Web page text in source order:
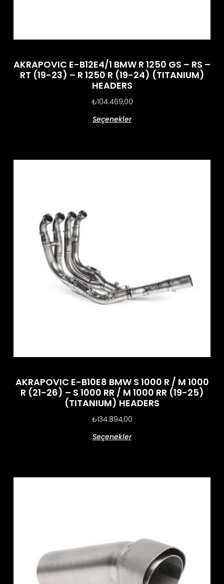
AKRAPOVIC E-B12E4/1 BMW R 1250 GS – RS –
RT (19-23) – R 1250 R (19-24) (TITANIUM)
HEADERS
₺104.469,00
Seçenekler
AKRAPOVIC E-B10E8 BMW S 1000 R / M 1000
R (21-26) – S 1000 RR / M 1000 RR (19-25)
(TITANIUM) HEADERS
₺134.894,00
Seçenekler